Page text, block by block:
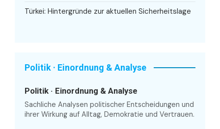
Türkei: Hintergründe zur aktuellen Sicherheitslage
Politik · Einordnung & Analyse
Politik · Einordnung & Analyse
Sachliche Analysen politischer Entscheidungen und
ihrer Wirkung auf Alltag, Demokratie und Vertrauen.